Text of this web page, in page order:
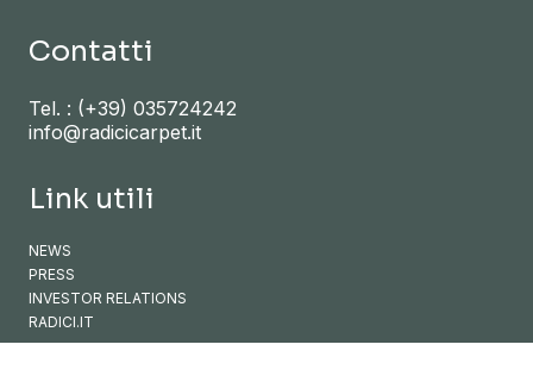
Contatti
Tel. : (+39) 035724242
info@radicicarpet.it
Link utili
NEWS
PRESS
INVESTOR RELATIONS
RADICI.IT